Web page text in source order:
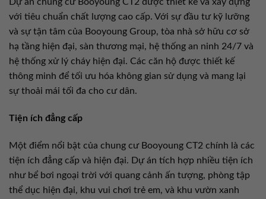
Dự án chung cư Booyoung CT2 được thiết kế và xây dựng
với tiêu chuẩn chất lượng cao cấp. Với sự đầu tư kỹ lưỡng
và sự tận tâm của Booyoung Group, tòa nhà sở hữu cơ sở
hạ tầng hiện đại, sàn thương mại, hệ thống an ninh 24/7 và
hệ thống xử lý cháy hiện đại. Các căn hộ được thiết kế
thông minh để tối ưu hóa không gian sử dụng và mang lại
sự thoải mái tối đa cho cư dân.
Tiện ích đẳng cấp
Một điểm nổi bật của chung cư Booyoung CT2 chính là các
tiện ích đẳng cấp và hiện đại. Dự án tích hợp nhiều tiện ích
như bể bơi ngoại trời với quang cảnh ấn tượng, phòng tập
thể dục hiện đại, khu vui chơi trẻ em, và khu vườn xanh